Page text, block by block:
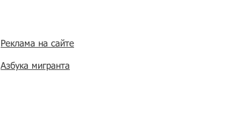
Реклама на сайте
Азбука мигранта